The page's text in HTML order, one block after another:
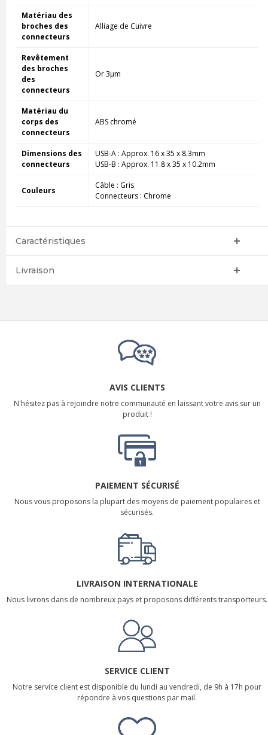
Matériau des
broches des
connecteurs
Alliage de Cuivre
Revêtement
des broches
des
connecteurs
Or 3µm
Matériau du
corps des
connecteurs
ABS chromé
Dimensions des
connecteurs
USB-A : Approx. 16 x 35 x 8.3mm
USB-B : Approx. 11.8 x 35 x 10.2mm
Couleurs
Câble : Gris
Connecteurs : Chrome
Caractéristiques
Livraison
AVIS CLIENTS
N'hésitez pas à rejoindre notre communauté en laissant votre avis sur un
produit !
PAIEMENT SÉCURISÉ
Nous vous proposons la plupart des moyens de paiement populaires et
sécurisés.
LIVRAISON INTERNATIONALE
Nous livrons dans de nombreux pays et proposons différents transporteurs.
SERVICE CLIENT
Notre service client est disponible du lundi au vendredi, de 9h à 17h pour
répondre à vos questions par mail.